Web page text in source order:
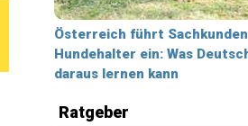
Österreich führt
Hundehalter ein: Was
daraus lernen kann
Ratgeber